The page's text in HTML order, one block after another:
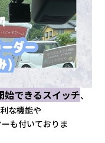
始できるスイッチ、
な機能や
も付いておりま